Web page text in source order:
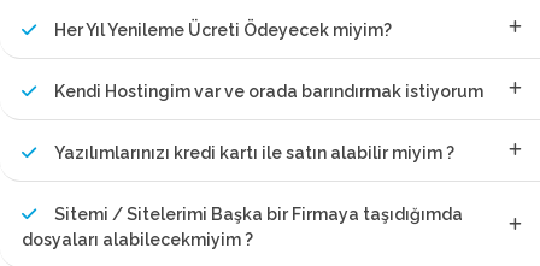
Her Yıl Yenileme Ücreti Ödeyecek miyim?
Kendi Hostingim var ve orada barındırmak istiyorum
Yazılımlarınızı kredi kartı ile satın alabilir miyim ?
Sitemi / Sitelerimi Başka bir Firmaya taşıdığımda
dosyaları alabilecekmiyim ?